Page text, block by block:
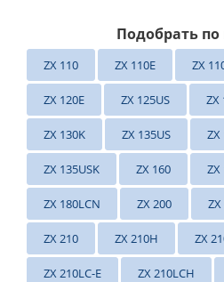
Подобрать
ZX 110 ZX 110E ZX
ZX 120E ZX 125US ZX
ZX 130K ZX 135US ZX
ZX 135USK ZX 160 ZX
ZX 180LCN ZX 200
ZX 210 ZX 210H ZX
ZX 210LC-E ZX 210LCH